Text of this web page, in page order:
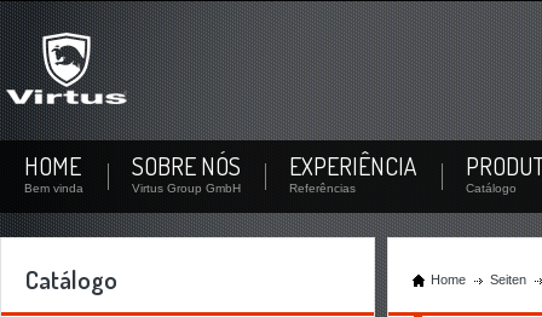
Não se inscreveu?
Inscreva-se agora! Por sua conta pessoal você pode baixar documentos e verificar a
disponibilidade de estoque de cada produto.
Não registrado ainda? Criar um usuário
HOME
Bem vinda
SOBRE NÓS
Virtus Group GmbH
EXPERIÊNCIA
Referências Catálogo
Catálogo Home Seiten